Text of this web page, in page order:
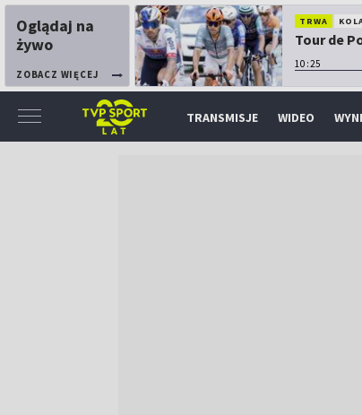
Oglądaj na
żywo
ZOBACZ WIĘCEJ
TRWA
Tour de
10:25
TRANSMISJE WIDEO